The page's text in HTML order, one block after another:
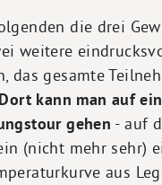
die drei
weitere
das gesamte
Dort kann man auf
gehen - auf
(nicht mehr sehr)
aus